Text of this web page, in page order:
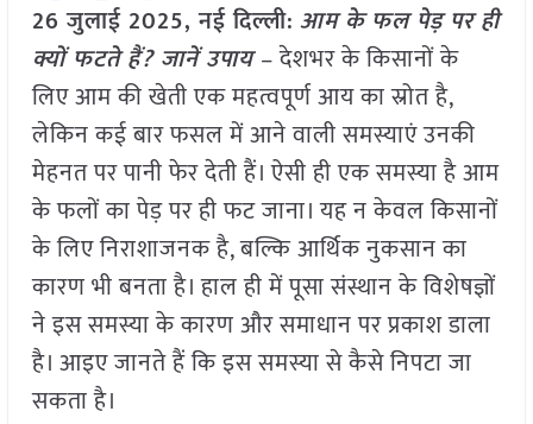
26 जुलाई 2025, नई दिल्ली: आम के फल पेड़ पर ही
क्यों फटते हैं? जानें उपाय– देशभर के किसानों के
लिए आम की खेती एक महत्वपूर्ण आय का स्रोत है,
लेकिन कई बार फसल में आने वाली समस्याएं उनकी
मेहनत पर पानी फेर देती हैं। ऐसी ही एक समस्या है आम
के फलों का पेड़ पर ही फट जाना। यह न केवल किसानों
के लिए निराशाजनक है, बल्कि आर्थिक नुकसान का
कारण भी बनता है। हाल ही में पूसा संस्थान के विशेषज्ञों
ने इस समस्या के कारण और समाधान पर प्रकाश डाला
है। आइए जानते हैं कि इस समस्या से कैसे निपटा जा
सकता है।